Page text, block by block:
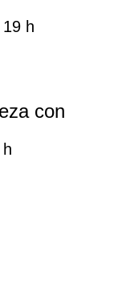
h
con